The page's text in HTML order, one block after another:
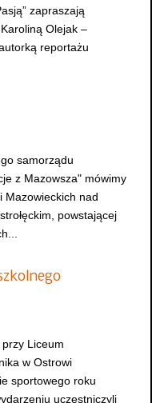
zapraszają
Olejak –
reportażu
samorządu
z Mazowsza" mówimy
Mazowieckich nad
powstającej
Liceum
w Ostrowi
sportowego roku
uczestniczyli